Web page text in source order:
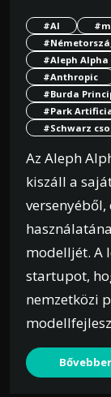
#AI
#Aleph Alpha
#Anthropic
#Burda
#Park
#Schwarz
Az Aleph
kiszáll a
modelljét. A
startupot,
nemzetközi